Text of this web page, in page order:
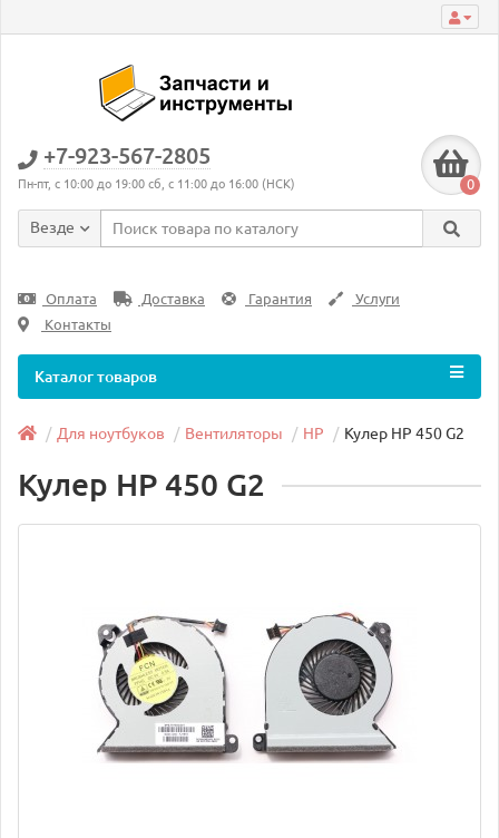
+7-923-567-2805
Пн-пт, с 10:00 до 19:00 сб, с 11:00 до 16:00 (НСК) 0
Везде
Оплата Доставка Гарантия
Услуги
Контакты
Каталог товаров
Для ноутбуков Вентиляторы HP Кулер HP 450 G2
Кулер HP 450 G2